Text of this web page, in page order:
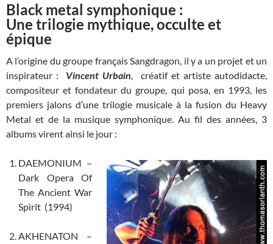
Black metal symphonique :
Une trilogie mythique, occulte et
épique
A l’origine du groupe français Sangdragon, il y a un projet et un
inspirateur : Vincent Urbain, créatif et artiste autodidacte,
compositeur et fondateur du groupe, qui posa, en 1993, les
premiers jalons d’une trilogie musicale à la fusion du Heavy
Metal et de la musique symphonique. Au fil des années, 3
albums virent ainsi le jour :
DAEMONIUM –
Dark Opera Of
The Ancient War
Spirit (1994)
AKHENATON –